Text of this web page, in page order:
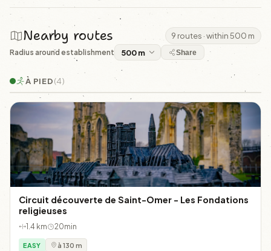
Nearby routes 9 routes · within 500 m
Radius around establishment Share
À PIED(4)
Circuit découverte de Saint-Omer - Les Fondations
religieuses
1.4 km 20min
EASY à 130 m